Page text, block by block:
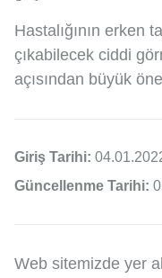
Hastalığının erken
çıkabilecek ciddi
açısından büyük
Giriş Tarihi:
Güncellenme Tarihi:
Web sitemizde yer